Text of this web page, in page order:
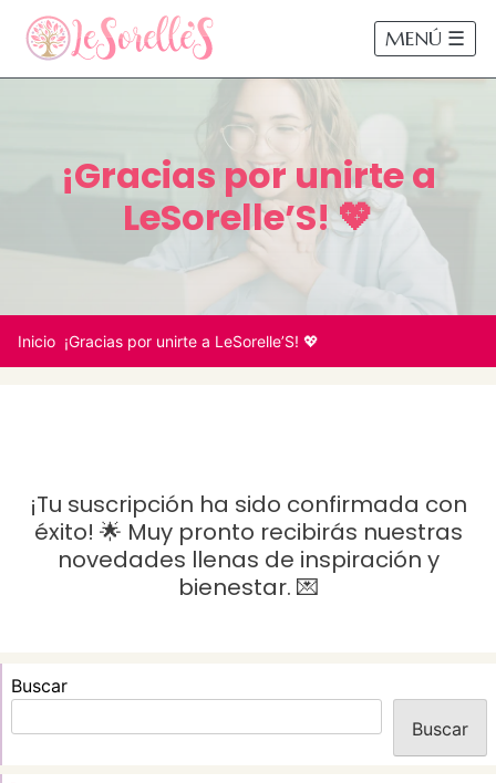
MENÚ ☰
¡Gracias por unirte a
LeSorelle’S! 💖
Inicio ¡Gracias por unirte a LeSorelle’S! 💖
¡Tu suscripción ha sido confirmada con
éxito! 🌟 Muy pronto recibirás nuestras
novedades llenas de inspiración y
bienestar. 💌
Buscar
Buscar